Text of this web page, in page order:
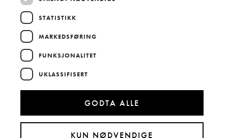
STATISTIKK
MARKEDSFØRING
FUNKSJONALITET
UKLASSIFISERT
GODTA ALLE
KUN NØDVENDIGE